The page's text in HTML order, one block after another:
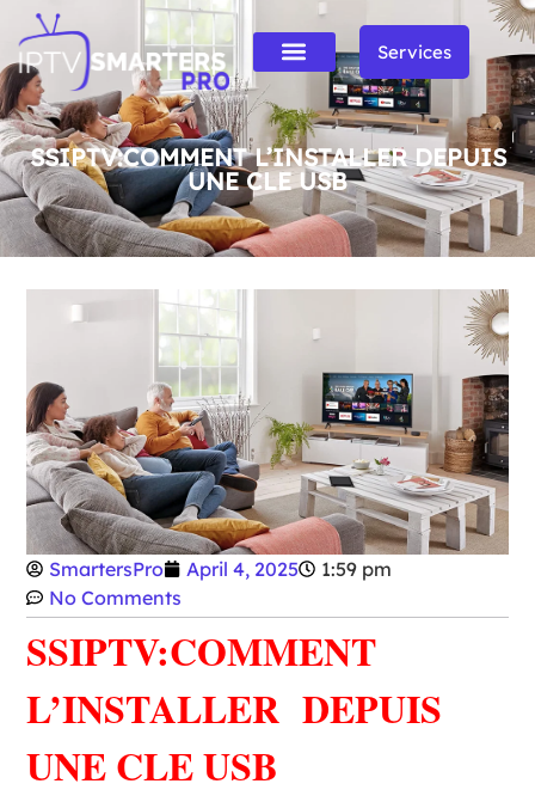
Services
SSIPTV:COMMENT L’INSTALLER DEPUIS
UNE CLE USB
SmartersPro April 4, 2025
1:59 pm
No Comments
SSIPTV:COMMENT
L’INSTALLER DEPUIS
UNE CLE USB